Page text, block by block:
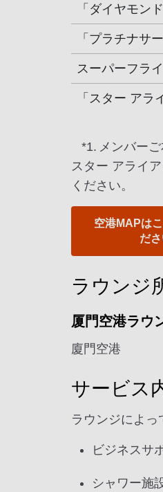
「ダイヤモン
「プラチナサ
スーパーフラ
「スター アラ
*1. メンバー
スター アライ
ください。
空港MAPは
ださ
ラウンジ
厦門空港ラウ
廈門空港
サービス
ラウンジによっ
ビジネスサ
シャワー施